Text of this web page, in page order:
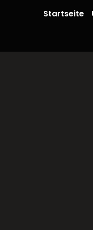
Startseite